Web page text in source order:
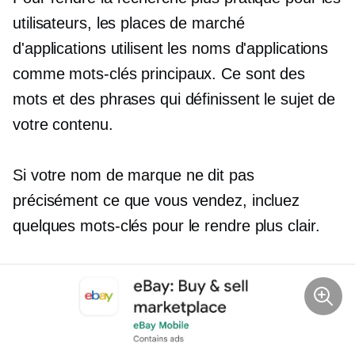
utilisateurs, les places de marché
d'applications utilisent les noms d'applications
comme mots-clés principaux. Ce sont des
mots et des phrases qui définissent le sujet de
votre contenu.
Si votre nom de marque ne dit pas
précisément ce que vous vendez, incluez
quelques mots-clés pour le rendre plus clair.